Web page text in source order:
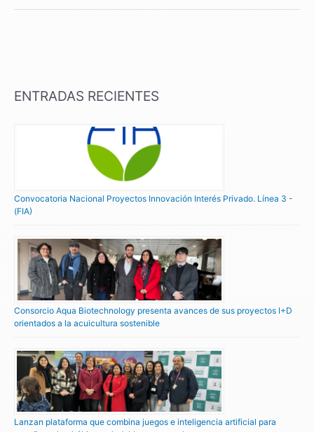
ENTRADAS RECIENTES
Convocatoria Nacional Proyectos Innovación Interés Privado. Línea 3 -
(FIA)
Consorcio Aqua Biotechnology presenta avances de sus proyectos I+D
orientados a la acuicultura sostenible
Lanzan plataforma que combina juegos e inteligencia artificial para